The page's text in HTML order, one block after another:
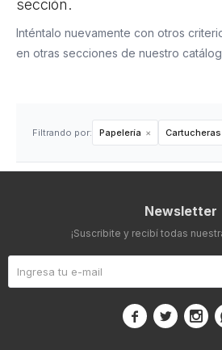
sección.
Inténtalo nuevamente con otros
en otras secciones de nuestro
Filtrando por: Papelería Cartucheras
Newsletter
¡Suscribite y recibí todas
  